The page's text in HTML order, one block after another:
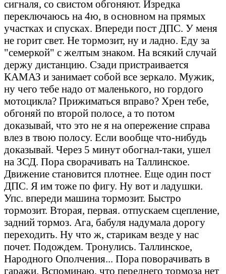
сигналя, со свистом обгоняют. Изредка
переключаюсь на 4ю, в основном на прямых
участках и спусках. Впереди пост ДПС. У меня
не горит свет. Не тормозит, ну и ладно. Еду за
"семеркой" с желтым знаком. На всякий случай
держу дистанцию. Сзади пристраивается
КАМАЗ и занимает собой все зеркало. Мужик,
ну чего тебе надо от маленького, но гордого
мотоцикла? Прижиматься вправо? Хрен тебе,
обгоняй по второй полосе, а то потом
доказывай, что это не я на опережение справа
влез в твою полосу. Если вообще что-нибудь
доказывай. Через 5 минут обогнал-таки, ушел
на ЗСД. Пора сворачивать на Таллинское.
Движение становится плотнее. Еще один пост
ДПС. Я им тоже по фигу. Ну вот и ладушки.
Упс. впереди машина тормозит. Быстро
тормозит. Вторая, первая. отпускаем сцепление,
задний тормоз. Ага, бабуля надумала дорогу
переходить. Ну что ж, старикам везде у нас
почет. Подождем. Тронулись. Таллинское,
Народного Ополчения... Пора поворачивать в
гаражи. Вспоминаю, что переднего тормоза нет